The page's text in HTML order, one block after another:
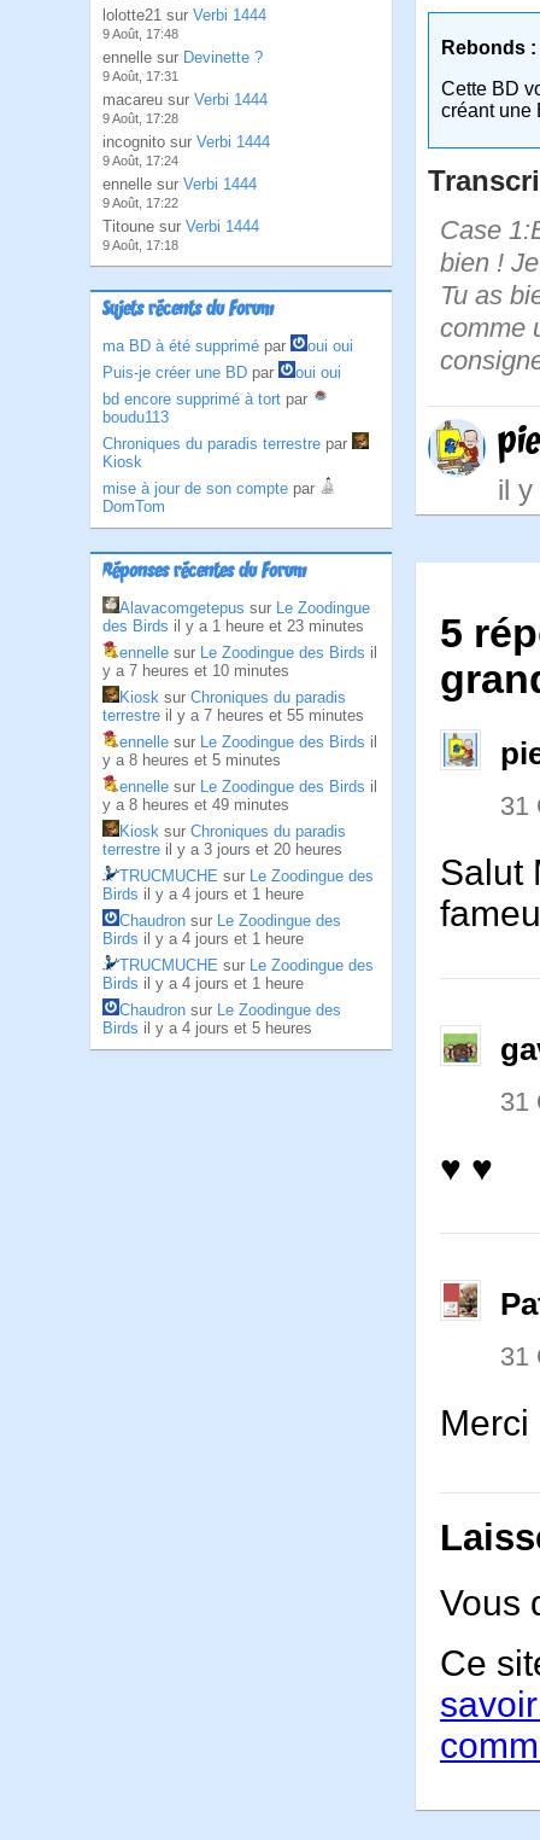
lolotte21 sur Verbi 1444
9 Août, 17:48
ennelle sur Devinette ?
9 Août, 17:31
macareu sur Verbi 1444
9 Août, 17:28
incognito sur Verbi 1444
9 Août, 17:24
ennelle sur Verbi 1444
9 Août, 17:22
Titoune sur Verbi 1444
9 Août, 17:18
Sujets récents du Forum
ma BD à été supprimé par
oui oui
Puis-je créer une BD par
oui oui
bd encore supprimé à tort par
boudu113
Chroniques du paradis terrestre par
Kiosk
mise à jour de son compte par
DomTom
Réponses récentes du Forum
Alavacomgetepus sur Le Zoodingue
des Birds il y a 1 heure et 23 minutes
ennelle sur Le Zoodingue des Birds il
y a 7 heures et 10 minutes
Kiosk sur Chroniques du paradis
terrestre il y a 7 heures et 55 minutes
ennelle sur Le Zoodingue des Birds il
y a 8 heures et 5 minutes
ennelle sur Le Zoodingue des Birds il
y a 8 heures et 49 minutes
Kiosk sur Chroniques du paradis
terrestre il y a 3 jours et 20 heures
TRUCMUCHE sur Le Zoodingue des
Birds il y a 4 jours et 1 heure
Chaudron sur Le Zoodingue des
Birds il y a 4 jours et 1 heure
TRUCMUCHE sur Le Zoodingue des
Birds il y a 4 jours et 1 heure
Chaudron sur Le Zoodingue des
Birds il y a 4 jours et 5 heures
Rebonds :
Cette BD
créant une
Case
bien !
Tu as
comme
il y
5
31
Salut
31
♥ ♥
31
Vous
Ce